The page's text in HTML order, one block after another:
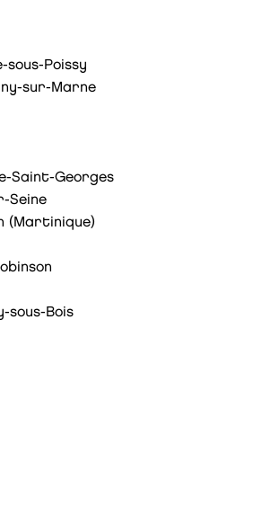
Poissy
sur-Marne
Saint-Georges
Seine
(Martinique)
sous-Bois